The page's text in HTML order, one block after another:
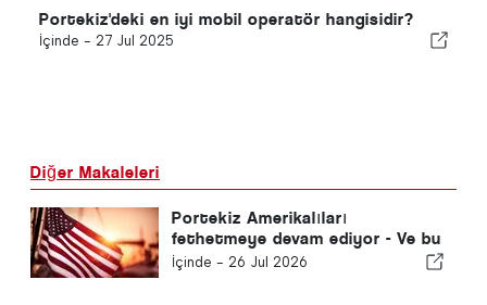
Portekiz'deki en iyi mobil operatör hangisidir?
İçinde - 27 Jul 2025
Diğer Makaleleri
Portekiz Amerikalıları
fethetmeye devam ediyor - Ve bu
sadece güneş yüzünden değil
İçinde - 26 Jul 2026